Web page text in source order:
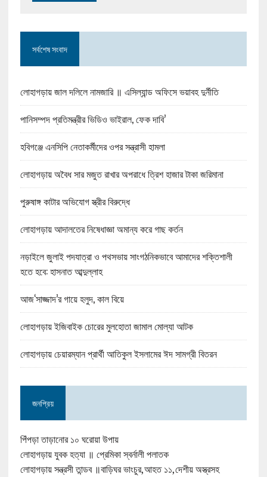
সর্বশেষ সংবাদ
লোহাগড়ায় জাল দলিলে নামজারি ॥ এসিল্যান্ড অফিসে ভয়াবহ দুর্নীতি
পানিসম্পদ প্রতিমন্ত্রীর ভিডিও ভাইরাল, ফেক দাবি’
হবিগঞ্জে এনসিপি নেতাকর্মীদের ওপর সন্ত্রাসী হামলা
লোহাগড়ায় অবৈধ সার মজুত রাখার অপরাধে ত্রিশ হাজার টাকা জরিমানা
পুরুষাঙ্গ কাটার অভিযোগ স্ত্রীর বিরুদ্ধে
লোহাগড়ায় আদালতের নিষেধাজ্ঞা অমান্য করে গাছ কর্তন
নড়াইলে জুলাই পদযাত্রা ও পথসভায় সাংগঠনিকভাবে আমাদের শক্তিশালী
হতে হবে: হাসনাত আব্দুল্লাহ
আজ‘সাজ্জাদ’র গায়ে হলুদ, কাল বিয়ে
লোহাগড়ায় ইজিবাইক চোরের মুলহোতা জামাল মোল্যা আটক
লোহাগড়ায় চেয়ারম্যান প্রার্থী আতিকুল ইসলামের ঈদ সামগ্রী বিতরন
জনপ্রিয়
পিঁপড়া তাড়ানোর ১০ ঘরোয়া উপায়
লোহাগড়ায় যুবক হত্যা ॥ প্রেমিকা স্বর্নালী পলাতক
লোহাগড়ায় সন্ত্রসী তান্ডব ॥বাড়িঘর ভাংচুর,আহত ১১,দেশীয় অস্ত্রসহ